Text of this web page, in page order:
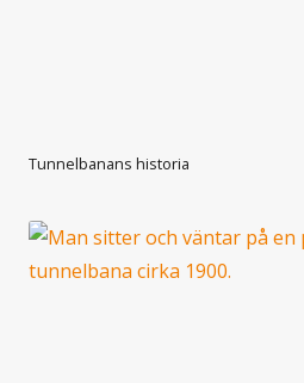
Tunnelbanans historia